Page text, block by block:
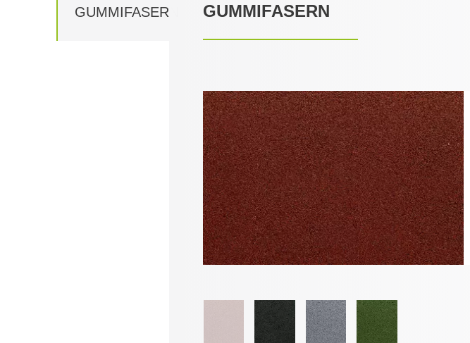
GUMMIFASERN GUMMIFASERN